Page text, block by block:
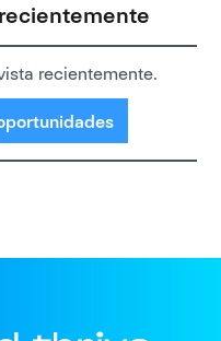
recientemente.